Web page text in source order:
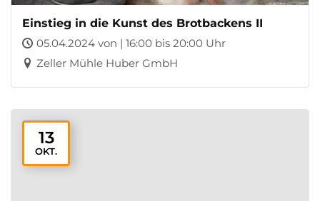
Einstieg in die Kunst des Brotbackens II
05.04.2024 von | 16:00 bis 20:00 Uhr
Zeller Mühle Huber GmbH
13
OKT.